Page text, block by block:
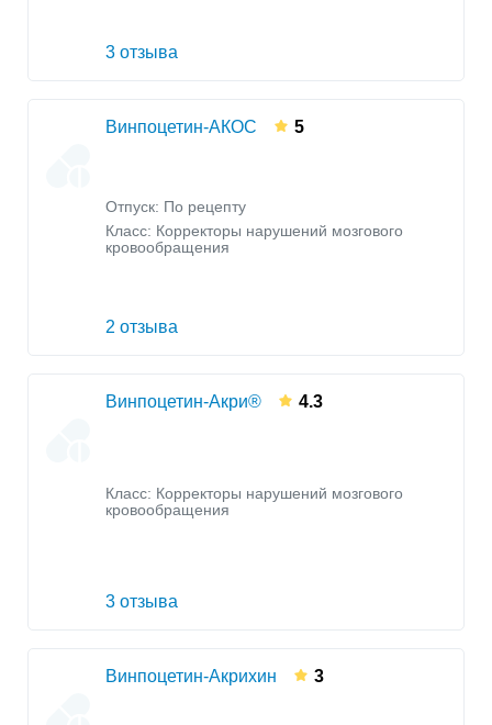
3 отзыва
Винпоцетин-АКОС 5
Отпуск: По рецепту
Класс: Корректоры нарушений мозгового
кровообращения
2 отзыва
Винпоцетин-Акри® 4.3
Класс: Корректоры нарушений мозгового
кровообращения
3 отзыва
Винпоцетин-Акрихин 3